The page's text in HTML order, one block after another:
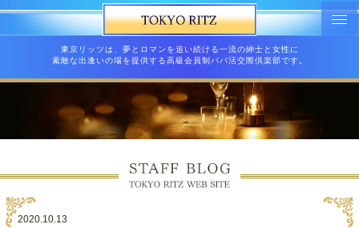
東京リッツは、夢とロマンを追い続ける一流の紳士と女性に
素敵な出逢いの場を提供する高級会員制パパ活交際倶楽部です。
2020.10.13